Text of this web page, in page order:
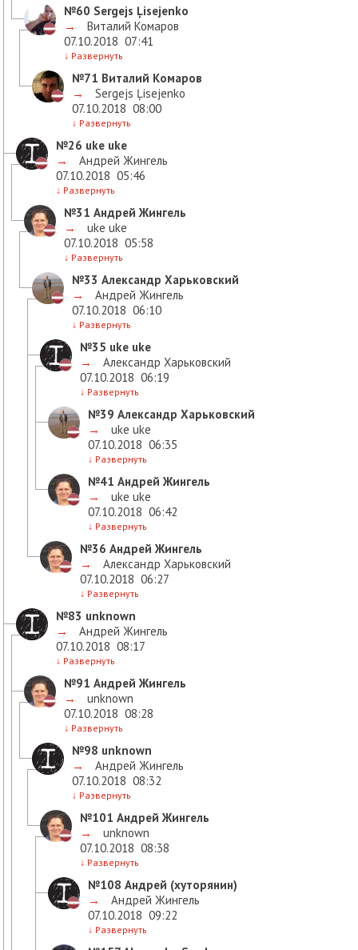
№60 Sergejs Ļisejenko
→
Виталий Комаров
07.10.2018 07:41
↓ Развернуть
№71 Виталий Комаров
→
Sergejs Ļisejenko
07.10.2018 08:00
↓ Развернуть
№26 uke uke
→
Андрей Жингель
07.10.2018 05:46
↓ Развернуть
№31 Андрей Жингель
→
uke uke
07.10.2018 05:58
↓ Развернуть
№33 Александр Харьковский
→
Андрей Жингель
07.10.2018 06:10
↓ Развернуть
№35 uke uke
→
Александр Харьковский
07.10.2018 06:19
↓ Развернуть
№39 Александр Харьковский
→
uke uke
07.10.2018 06:35
↓ Развернуть
№41 Андрей Жингель
→
uke uke
07.10.2018 06:42
↓ Развернуть
№36 Андрей Жингель
→
Александр Харьковский
07.10.2018 06:27
↓ Развернуть
№83 unknown
→
Андрей Жингель
07.10.2018 08:17
↓ Развернуть
№91 Андрей Жингель
→
unknown
07.10.2018 08:28
↓ Развернуть
№98 unknown
→
Андрей Жингель
07.10.2018 08:32
↓ Развернуть
№101 Андрей Жингель
→
unknown
07.10.2018 08:38
↓ Развернуть
№108 Андрей (хуторянин)
→
Андрей Жингель
07.10.2018 09:22
↓ Развернуть